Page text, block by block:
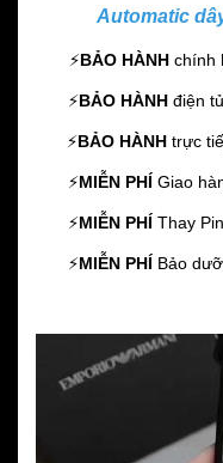
Automatic
⚡️BẢO HÀNH chính
⚡️BẢO HÀNH điện
⚡️BẢO HÀNH trực
⚡️MIỄN PHÍ Giao
⚡️MIỄN PHÍ Thay
⚡️MIỄN PHÍ Bảo